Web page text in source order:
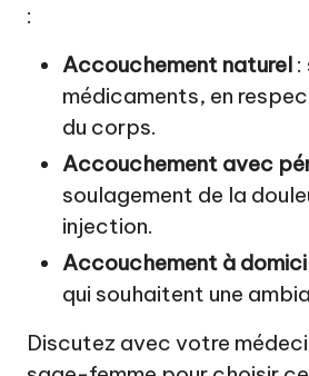
:
Accouchement naturel :
médicaments, en
du corps.
Accouchement avec
soulagement de la
injection.
Accouchement à
qui souhaitent une
Discutez avec votre